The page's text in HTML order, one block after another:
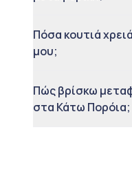
Πόσα κουτιά
μου;
Πώς βρίσκω
στα Κάτω Πορόια;